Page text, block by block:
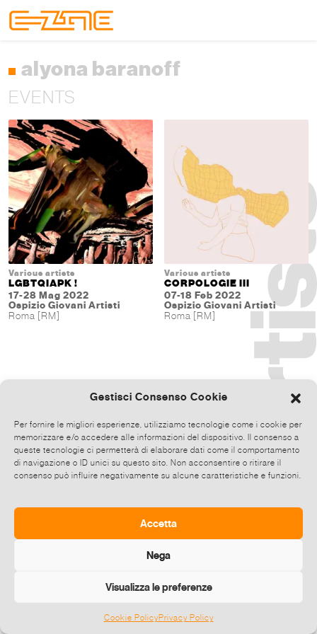
Gestisci Consenso Cookie
Per fornire le migliori esperienze, utilizziamo tecnologie come i cookie per
memorizzare e/o accedere alle informazioni del dispositivo. Il consenso a
queste tecnologie ci permetterà di elaborare dati come il comportamento
di navigazione o ID unici su questo sito. Non acconsentire o ritirare il
consenso può influire negativamente su alcune caratteristiche e funzioni.
Accetta
Nega
Visualizza le preferenze
Cookie PolicyPrivacy Policy
alyona baranoff
EVENTS
Various artists
LGBTQIAPK !
17-28 Mag 2022
Ospizio Giovani Artisti
Roma [RM]
Various artists
CORPOLOGIE III
07-18 Feb 2022
Ospizio Giovani Artisti
Roma [RM]
©2026 E-zine